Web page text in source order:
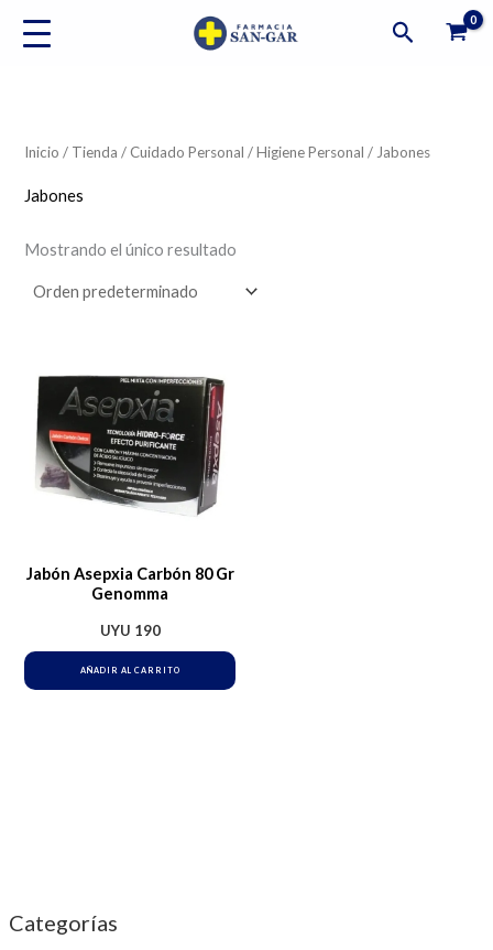
Buscar
Categorías
Inicio / Tienda / Cuidado Personal /Higiene Personal / Jabones
Jabones
Mostrando el único resultado
Jabón Asepxia Carbón 80 Gr
Genomma
UYU 190
AÑADIR AL CARRITO